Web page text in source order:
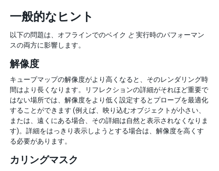
一般的なヒント
以下の問題は、オフラインでのベイク と 実行時のパフォーマン
スの両方に影響します。
解像度
キューブマップの解像度がより高くなると、そのレンダリング時
間はより長くなります。リフレクションの詳細がそれほど重要で
はない場所では、解像度をより低く設定するとプローブを最適化
することができます (例えば、映り込むオブジェクトが小さい、
または、遠くにある場合、その詳細は自然と表示されなくなりま
す)。詳細をはっきり表示しようとする場合は、解像度を高くす
る必要があります。
カリングマスク